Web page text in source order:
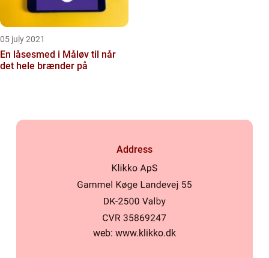
05 july 2021
En låsesmed i Måløv til når
det hele brænder på
Address
web: www.klikko.dk